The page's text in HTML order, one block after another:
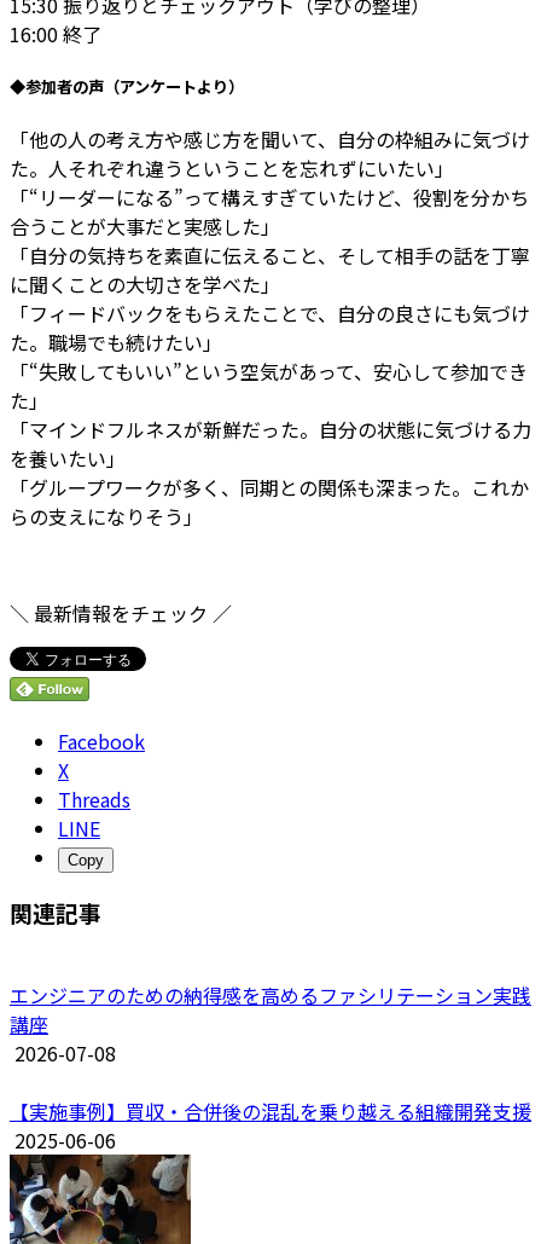
16:00 終了
◆参加者の声（アンケートより）
「他の人の考え方や感じ方を聞いて、自分の枠組みに気づけ
た。人それぞれ違うということを忘れずにいたい」
「“リーダーになる”って構えすぎていたけど、役割を分かち
合うことが大事だと実感した」
「自分の気持ちを素直に伝えること、そして相手の話を丁寧
に聞くことの大切さを学べた」
「フィードバックをもらえたことで、自分の良さにも気づけ
た。職場でも続けたい」
「“失敗してもいい”という空気があって、安心して参加でき
た」
「マインドフルネスが新鮮だった。自分の状態に気づける力
を養いたい」
「グループワークが多く、同期との関係も深まった。これか
らの支えになりそう」
＼ 最新情報をチェック ／
Facebook
X
Threads
LINE
Copy
関連記事
エンジニアのための納得感を高めるファシリテーション実践
講座
2026-07-08
【実施事例】買収・合併後の混乱を乗り越える組織開発支援
2025-06-06